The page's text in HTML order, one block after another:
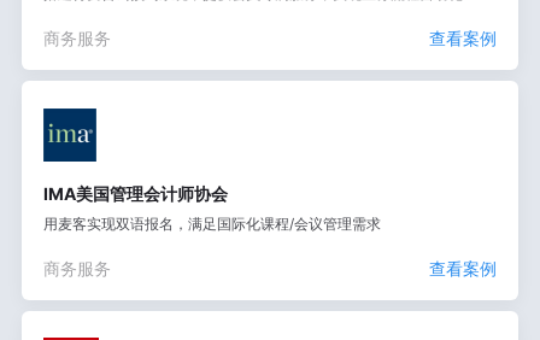
商务服务 查看案例
IMA美国管理会计师协会
用麦客实现双语报名，满足国际化课程/会议管理需求
商务服务 查看案例